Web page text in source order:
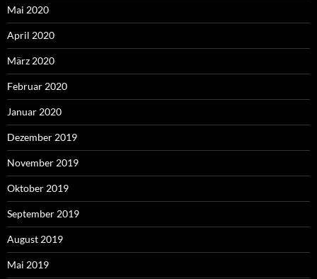
Mai 2020
April 2020
März 2020
Februar 2020
Januar 2020
Dezember 2019
November 2019
Oktober 2019
September 2019
August 2019
Mai 2019